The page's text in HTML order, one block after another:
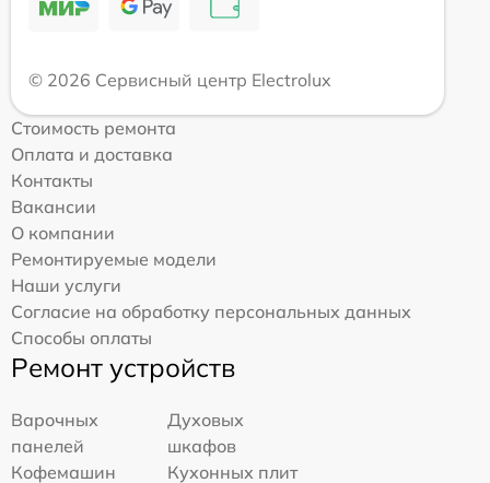
© 2026 Сервисный центр Electrolux
Стоимость ремонта
Оплата и доставка
Контакты
Вакансии
О компании
Ремонтируемые модели
Наши услуги
Согласие на обработку персональных данных
Способы оплаты
Ремонт устройств
Варочных
панелей
Духовых
шкафов
Кофемашин
Кухонных плит